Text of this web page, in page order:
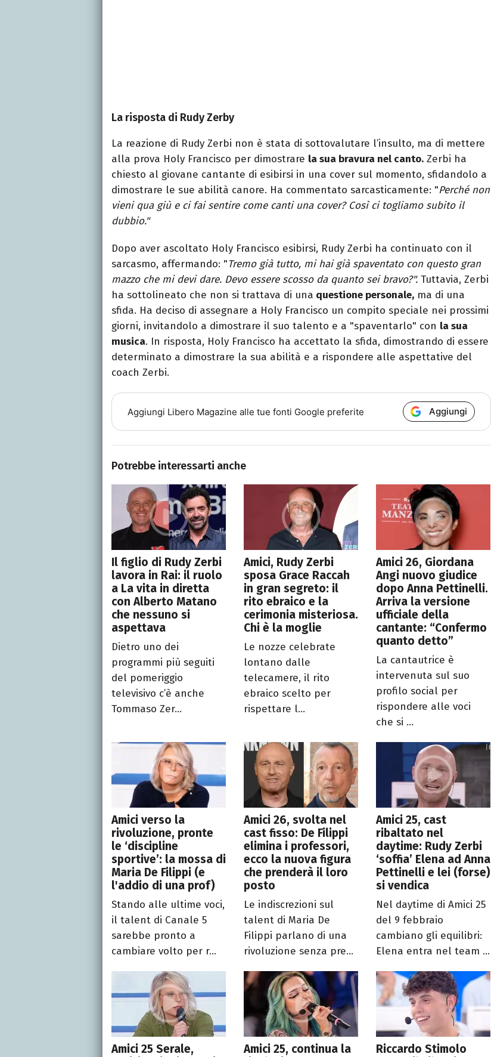
La risposta di Rudy Zerby
La reazione di Rudy Zerbi non è stata di sottovalutare l’insulto, ma di mettere
alla prova Holy Francisco per dimostrare la sua bravura nel canto. Zerbi ha
chiesto al giovane cantante di esibirsi in una cover sul momento, sfidandolo a
dimostrare le sue abilità canore. Ha commentato sarcasticamente: "Perché non
vieni qua giù e ci fai sentire come canti una cover? Così ci togliamo subito il
dubbio."
Dopo aver ascoltato Holy Francisco esibirsi, Rudy Zerbi ha continuato con il
sarcasmo, affermando: "Tremo già tutto, mi hai già spaventato con questo gran
mazzo che mi devi dare. Devo essere scosso da quanto sei bravo?". Tuttavia, Zerbi
ha sottolineato che non si trattava di una questione personale, ma di una
sfida. Ha deciso di assegnare a Holy Francisco un compito speciale nei prossimi
giorni, invitandolo a dimostrare il suo talento e a "spaventarlo" con la sua
musica. In risposta, Holy Francisco ha accettato la sfida, dimostrando di essere
determinato a dimostrare la sua abilità e a rispondere alle aspettative del
coach Zerbi.
Aggiungi Libero Magazine alle tue fonti Google preferite Aggiungi
Potrebbe interessarti anche
Il figlio di Rudy Zerbi
lavora in Rai: il ruolo
a La vita in diretta
con Alberto Matano
che nessuno si
aspettava
Dietro uno dei
programmi più seguiti
del pomeriggio
televisivo c’è anche
Tommaso Zer...
Amici, Rudy Zerbi
sposa Grace Raccah
in gran segreto: il
rito ebraico e la
cerimonia misteriosa.
Chi è la moglie
Le nozze celebrate
lontano dalle
telecamere, il rito
ebraico scelto per
rispettare l...
Amici 26, Giordana
Angi nuovo giudice
dopo Anna Pettinelli.
Arriva la versione
ufficiale della
cantante: “Confermo
quanto detto”
La cantautrice è
intervenuta sul suo
profilo social per
rispondere alle voci
che si ...
Amici verso la
rivoluzione, pronte
le ‘discipline
sportive’: la mossa di
Maria De Filippi (e
l'addio di una prof)
Stando alle ultime voci,
il talent di Canale 5
sarebbe pronto a
cambiare volto per r...
Amici 26, svolta nel
cast fisso: De Filippi
elimina i professori,
ecco la nuova figura
che prenderà il loro
posto
Le indiscrezioni sul
talent di Maria De
Filippi parlano di una
rivoluzione senza pre...
Amici 25, cast
ribaltato nel
daytime: Rudy Zerbi
‘soffia’ Elena ad Anna
Pettinelli e lei (forse)
si vendica
Nel daytime di Amici 25
del 9 febbraio
cambiano gli equilibri:
Elena entra nel team ...
Amici 25 Serale,
Amici 25, continua la
Riccardo Stimolo